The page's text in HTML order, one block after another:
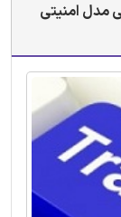
مدل امنیتی